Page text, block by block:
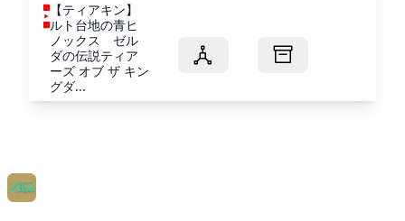
【ティアキン】
ルト台地の青ヒ
ノックス ゼル
ダの伝説ティア
ーズ オブ ザ キン
グダ...